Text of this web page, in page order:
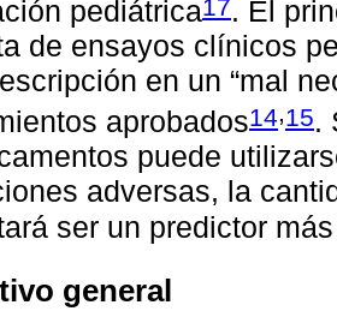
pediátrica17. El
de ensayos clínicos
en un “mal
aprobados14,15.
puede
adversas, la
ser un predictor
general